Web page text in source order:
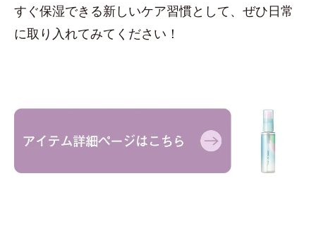
すぐ保湿できる新しいケア習慣として、ぜひ日常
に取り入れてみてください！